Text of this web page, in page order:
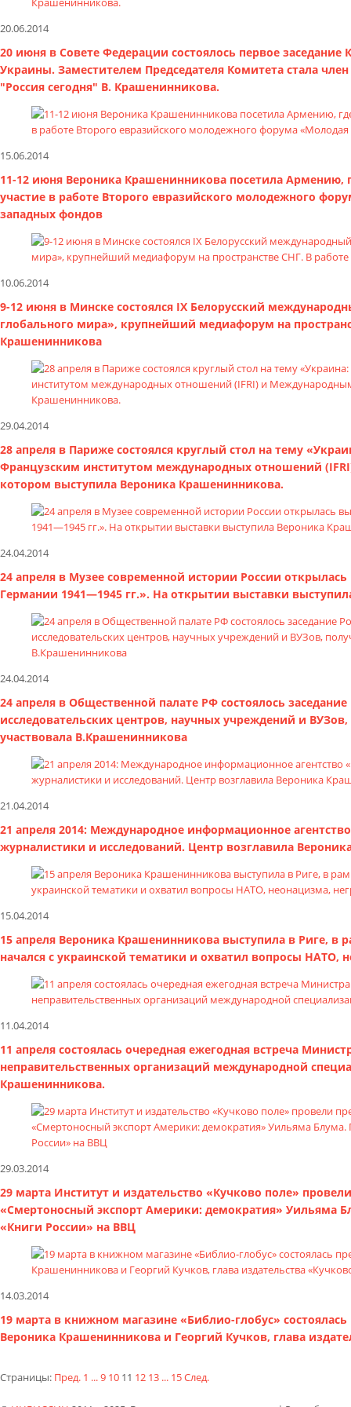
20.06.2014
20 июня в Совете Федерации состоялось первое
Украины. Заместителем Председателя Комитета стала
"Россия сегодня" В. Крашенинникова.
15.06.2014
11-12 июня Вероника Крашенинникова посетила Армению,
участие в работе Второго евразийского молодежного
западных фондов
10.06.2014
9-12 июня в Минске состоялся IX Белорусский
глобального мира», крупнейший медиафорум на
Крашенинникова
29.04.2014
28 апреля в Париже состоялся круглый стол на тему
Французским институтом международных отношений
котором выступила Вероника Крашенинникова.
24.04.2014
24 апреля в Музее современной истории России
Германии 1941—1945 гг.». На открытии выставки
24.04.2014
24 апреля в Общественной палате РФ состоялось
исследовательских центров, научных учреждений и
участвовала В.Крашенинникова
21.04.2014
21 апреля 2014: Международное информационное
журналистики и исследований. Центр возглавила
15.04.2014
15 апреля Вероника Крашенинникова выступила в Риге,
начался с украинской тематики и охватил вопросы
11.04.2014
11 апреля состоялась очередная ежегодная встреча
неправительственных организаций международной
Крашенинникова.
29.03.2014
29 марта Институт и издательство «Кучково поле»
«Смертоносный экспорт Америки: демократия» Уильяма
«Книги России» на ВВЦ
14.03.2014
19 марта в книжном магазине «Библио-глобус»
Вероника Крашенинникова и Георгий Кучков, глава
Страницы: Пред. 1 ...9 10 11 12 13 ... 15След.